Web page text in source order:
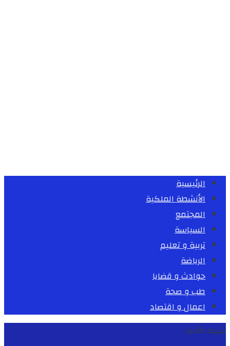
الرئيسية
الأنشطة الملكية
المجتمع
السياسة
تربية و تعليم
الرياضة
حوادث و قضايا
طب و صحة
اعمال و اقتصاد
شريط الأخبار